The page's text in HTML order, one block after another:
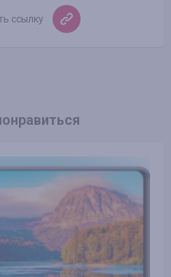
ссылку